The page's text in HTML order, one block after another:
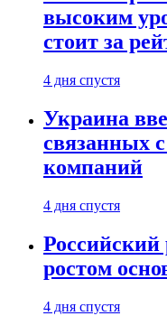
высоким
стоит за
4 дня спустя
Украина
связанных
компаний
4 дня спустя
ростом
4 дня спустя